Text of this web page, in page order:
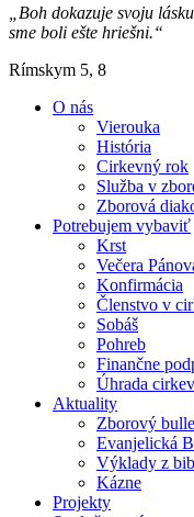
„Boh dokazuje svoju
sme boli ešte hriešni.“
Rímskym 5, 8
O nás
Vierouka
História
Cirkevný rok
Služba v
Zborová
Potrebujem vybaviť
Krst
Večera
Konfirmácia
Členstvo v
Sobáš
Pohreb
Finančne
Úhrada
Aktuality
Zborový
Evanjelická
Výklady z
Kázne
Projekty